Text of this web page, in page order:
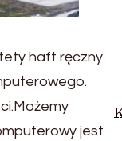
haft ręczny
jest